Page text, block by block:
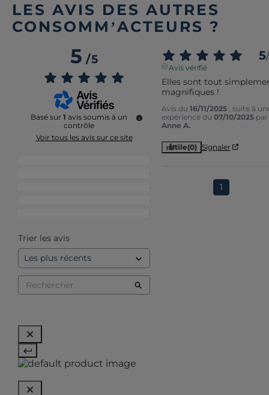
LES AVIS DES AUTRES
CONSOMM’ACTEURS ?
5/5
Basé sur 1 avis soumis à un
contrôle
Voir tous les avis sur ce site
0
0
0
0
Trier les avis
5/
Avis vérifié
Elles sont tout
magnifiques !
Avis du 16/11/2025
, suite à
expérience du 07/10/2025 par
Anne A.
Utile(0) Signaler
1